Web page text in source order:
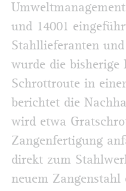
und 14001
Stahllieferanten
wurde die bisherige
Schrottroute in
berichtet die
wird etwa
Zangenfertigung
direkt zum
neuem Zangenstahl